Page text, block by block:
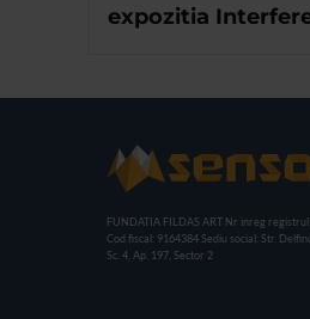
expozitia
FUNDATIA FILDAS ART Nr inreg registrul
Cod fiscal: 9164384 Sediu social: Str.
Sc. 4, Ap. 197, Sector 2